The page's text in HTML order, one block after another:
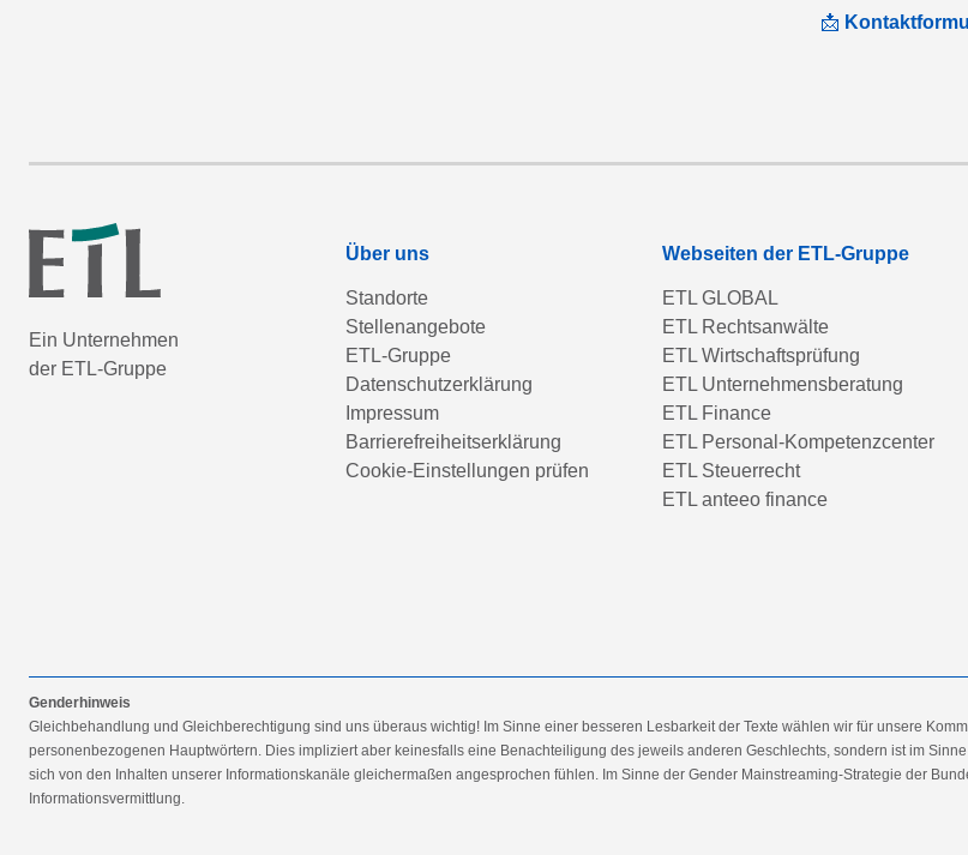
📩
Ein Unternehmen
der ETL-Gruppe
Über uns
Standorte
Stellenangebote
ETL-Gruppe
Datenschutzerklärung
Impressum
Barrierefreiheitserklärung
Cookie-Einstellungen prüfen
Webseiten der ETL-Gruppe
ETL GLOBAL
ETL Rechtsanwälte
ETL Wirtschaftsprüfung
ETL Unternehmensberatung
ETL Finance
ETL Personal-Kompetenzcenter
ETL Steuerrecht
ETL anteeo finance
Genderhinweis
Gleichbehandlung und Gleichberechtigung sind uns überaus wichtig! Im Sinne einer besseren Lesbarkeit der Texte wählen wir für unsere
personenbezogenen Hauptwörtern. Dies impliziert aber keinesfalls eine Benachteiligung des jeweils anderen Geschlechts, sondern ist im
sich von den Inhalten unserer Informationskanäle gleichermaßen angesprochen fühlen. Im Sinne der Gender Mainstreaming-Strategie der
Informationsvermittlung.